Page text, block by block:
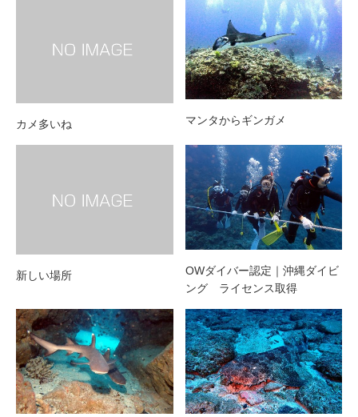
カメ多いね マンタからギンガメ
新しい場所
OWダイバー認定｜沖縄ダイビ
ング ライセンス取得